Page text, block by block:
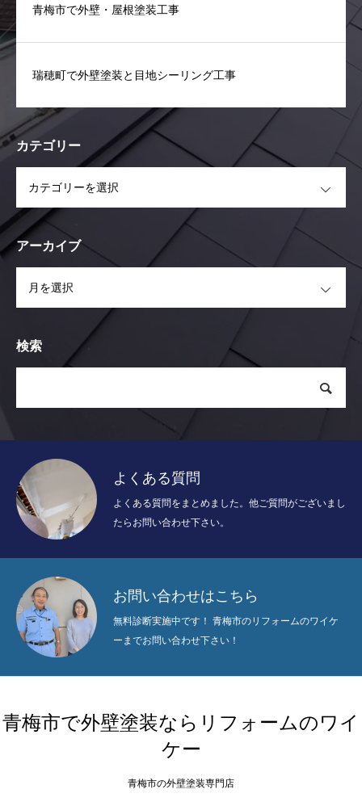
青梅市で外壁・屋根塗装工事
瑞穂町で外壁塗装と目地シーリング工事
カテゴリー
アーカイブ
検索
よくある質問
よくある質問をまとめました。他ご質問がございまし
たらお問い合わせ下さい。
お問い合わせはこちら
無料診断実施中です！ 青梅市のリフォームのワイケ
ーまでお問い合わせ下さい！
青梅市で外壁塗装ならリフォームのワイ
ケー
青梅市の外壁塗装専門店